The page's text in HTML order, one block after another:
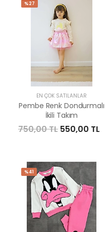
%27
EN ÇOK SATILANLAR
Pembe Renk Dondurmalı
İkili Takım
750,00 TL 550,00 TL
%41